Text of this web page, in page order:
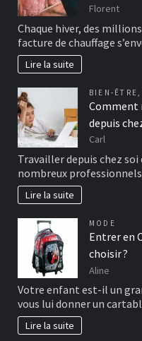
Florent
Chaque hiver, des
facture de chauffage
Lire la suite
BIEN-ÊTRE
Comment
depuis
Carl
Travailler depuis chez
nombreux
Lire la suite
MODE
Entrer en
choisir ?
Aline
Votre enfant est-il un
vous lui donner un
Lire la suite